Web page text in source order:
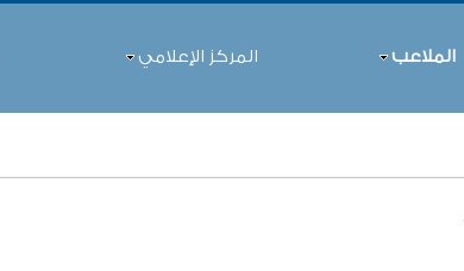
الملاعب المركز الإعلامي